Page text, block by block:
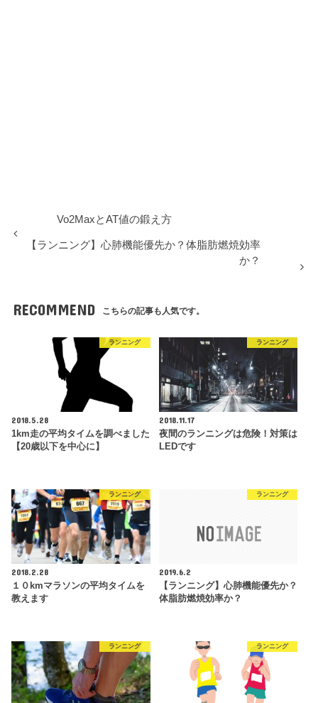
Vo2MaxとAT値の鍛え方
【ランニング】心肺機能優先か？体脂肪燃焼効率
か？
RECOMMEND こちらの記事も人気です。
ランニング
2018.5.28
1km走の平均タイムを調べました
【20歳以下を中心に】
ランニング
2018.11.17
夜間のランニングは危険！対策は
LEDです
ランニング
2018.2.28
１０kmマラソンの平均タイムを
教えます
ランニング
2019.6.2
【ランニング】心肺機能優先か？
体脂肪燃焼効率か？
ランニング ランニング